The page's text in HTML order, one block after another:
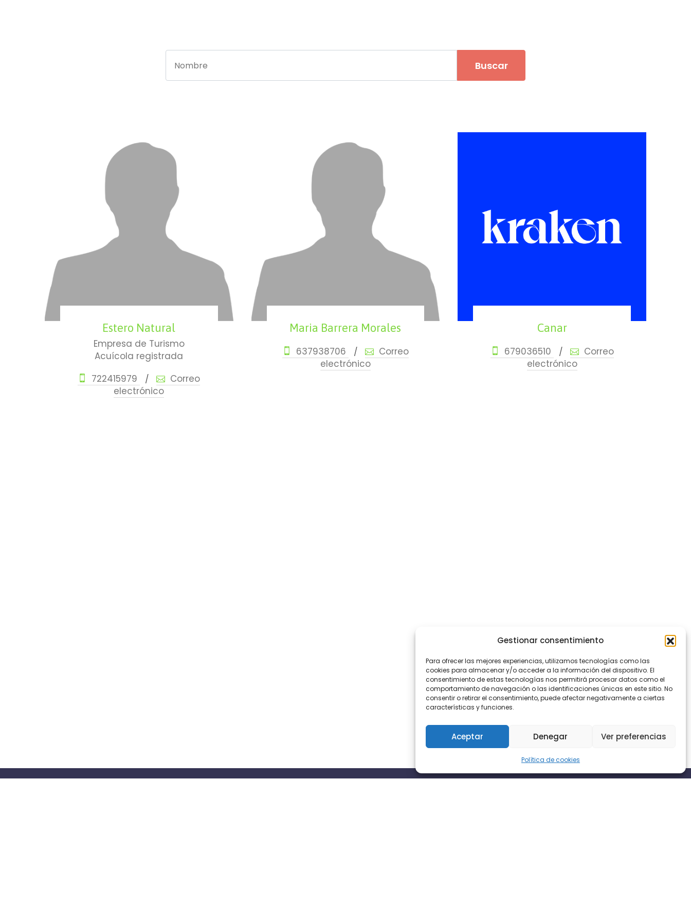
Gestionar consentimiento
Para ofrecer las mejores experiencias, utilizamos tecnologías como las
cookies para almacenar y/o acceder a la información del dispositivo. El
consentimiento de estas tecnologías nos permitirá procesar datos como el
comportamiento de navegación o las identificaciones únicas en este sitio. No
consentir o retirar el consentimiento, puede afectar negativamente a ciertas
características y funciones.
Aceptar Denegar Ver preferencias
Política de cookies
Estero Natural
Empresa de Turismo
Acuícola registrada
722415979
/
Correo
electrónico
Maria Barrera Morales
637938706 /
Correo
electrónico
Canar
679036510 /
Correo
electrónico